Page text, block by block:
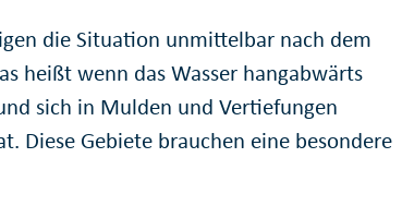
die Situation unmittelbar nach dem
heißt wenn das Wasser hangabwärts
sich in Mulden und Vertiefungen
Diese Gebiete brauchen eine besondere